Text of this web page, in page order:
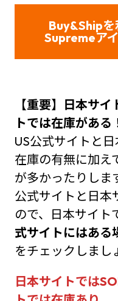
Buy&Ship
Supremeア
【重要】日本サ
トでは在庫がある
US公式サイトと日
在庫の有無に加え
が多かったりしま
公式サイトと日本
ので、日本サイト
式サイトにはある
をチェックしまし
日本サイトでは